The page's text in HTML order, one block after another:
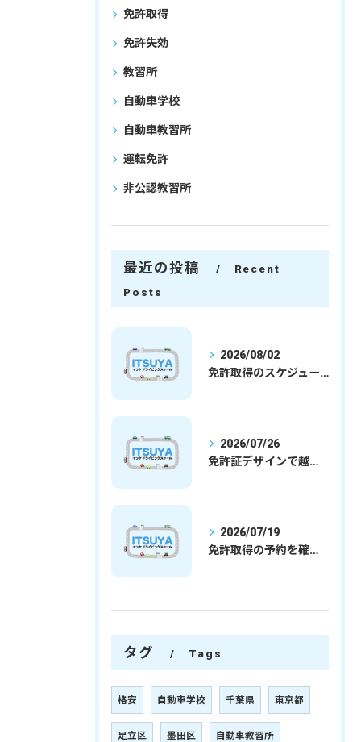
免許取得
免許失効
教習所
自動車学校
自動車教習所
運転免許
非公認教習所
最近の投稿
Recent
Posts
2026/08/02
免許取得のスケジュールを徹底解説学生社会人の通学合宿別プランで最短取得のコツ
2026/07/26
免許証デザインで越谷市愛を表現する埼玉県さいたま市越谷市の免許取得完全ガイド
2026/07/19
免許取得の予約を確実に取るための最新ガイドと一発試験合格の実践法
タグ Tags
格安 自動車学校 千葉県 東京都
足立区 墨田区 自動車教習所